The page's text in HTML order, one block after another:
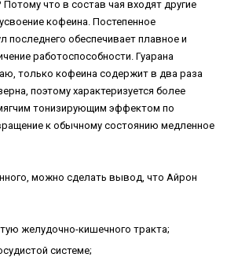
что в состав чая входят другие
кофеина. Постепенное
обеспечивает плавное и
работоспособности. Гуарана
только кофеина содержит в два раза
поэтому характеризуется более
тонизирующим эффектом по
к обычному состоянию медленное
можно сделать вывод, что Айрон
желудочно-кишечного тракта;
системе;